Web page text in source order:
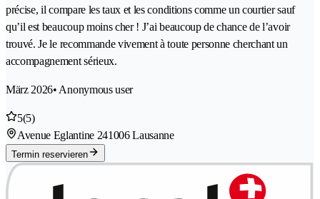
précise, il compare les taux et les conditions comme un courtier sauf
qu’il est beaucoup moins cher ! J’ai beaucoup de chance de l’avoir
trouvé. Je le recommande vivement à toute personne cherchant un
accompagnement sérieux.
März 2026• Anonymous user
5(5)
Avenue Eglantine 241006 Lausanne
Termin reservieren